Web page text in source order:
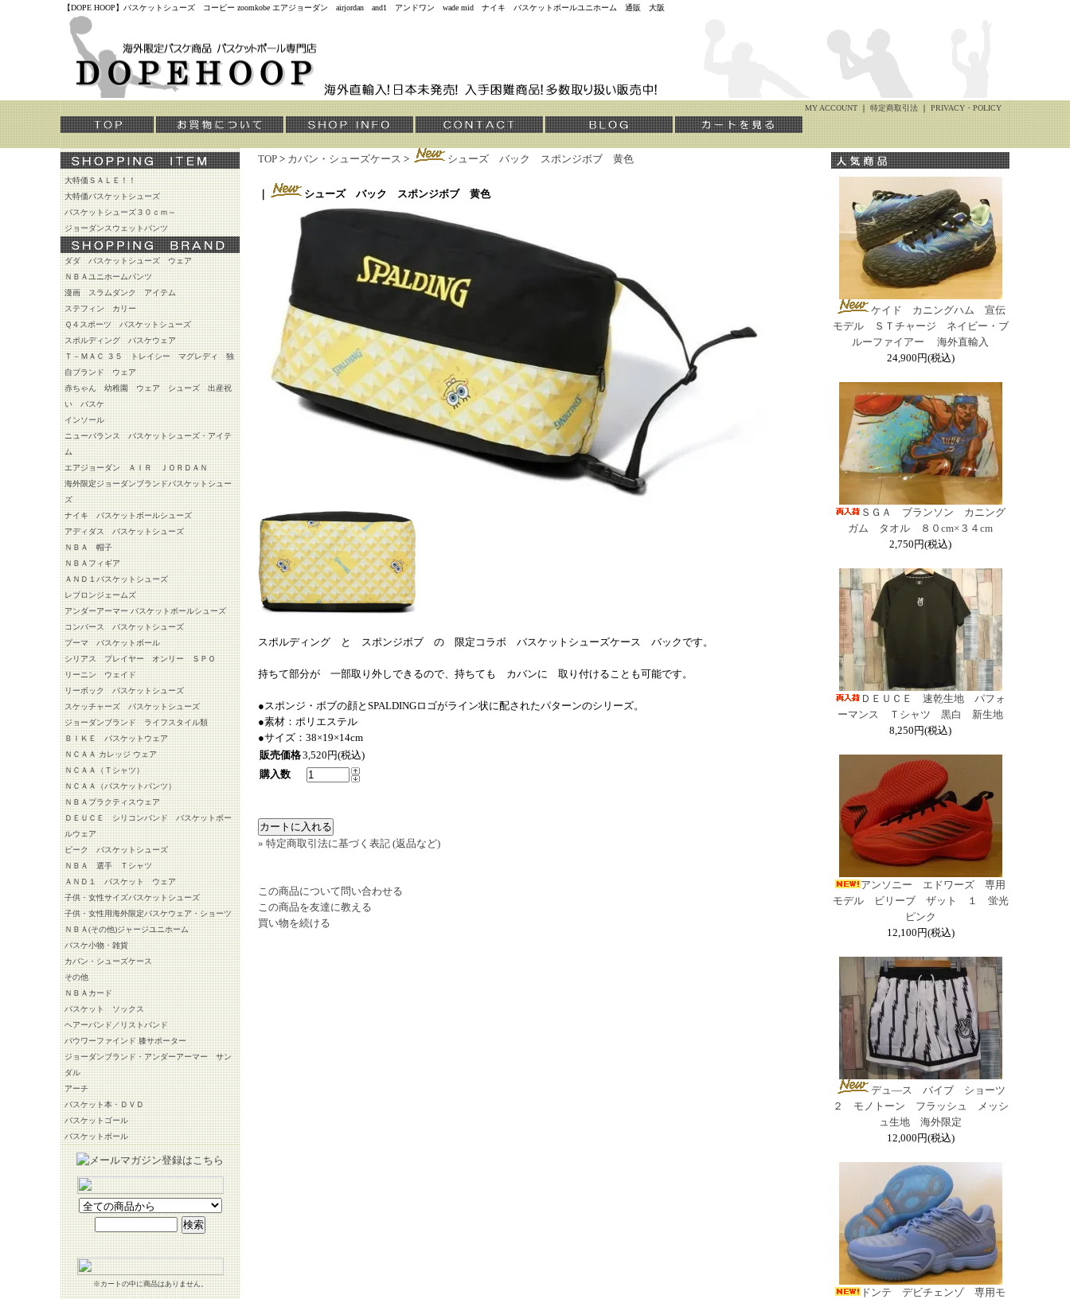
【DOPE HOOP】バスケットシューズ コービー zoomkobe エアジョーダン airjordan and1 アンドワン wade mid ナイキ バスケットボールユニホーム 通販 大阪
MY ACCOUNT｜特定商取引法｜PRIVACY・POLICY
大特価ＳＡＬＥ！！
大特価バスケットシューズ
バスケットシューズ３０ｃｍ～
ジョーダンスウェットパンツ
ダダ バスケットシューズ ウェア
ＮＢＡユニホームパンツ
漫画 スラムダンク アイテム
ステフィン カリー
Ｑ４スポーツ バスケットシューズ
スポルディング バスケウェア
Ｔ－ＭＡＣ ３５ トレイシー マグレディ 独
自ブランド ウェア
赤ちゃん 幼稚園 ウェア シューズ 出産祝
い バスケ
インソール
ニューバランス バスケットシューズ・アイテ
ム
エアジョーダン ＡＩＲ ＪＯＲＤＡＮ
海外限定ジョーダンブランドバスケットシュー
ズ
ナイキ バスケットボールシューズ
アディダス バスケットシューズ
ＮＢＡ 帽子
ＮＢＡフィギア
ＡＮＤ１バスケットシューズ
レブロンジェームズ
アンダーアーマー バスケットボールシューズ
コンバース バスケットシューズ
プーマ バスケットボール
シリアス プレイヤー オンリー ＳＰＯ
リーニン ウェイド
リーボック バスケットシューズ
スケッチャーズ バスケットシューズ
ジョーダンブランド ライフスタイル類
ＢＩＫＥ バスケットウェア
ＮＣＡＡ カレッジ ウェア
ＮＣＡＡ（Ｔシャツ）
ＮＣＡＡ（バスケットパンツ）
ＮＢＡプラクティスウェア
ＤＥＵＣＥ シリコンバンド バスケットボー
ルウェア
ピーク バスケットシューズ
ＮＢＡ 選手 Ｔシャツ
ＡＮＤ１ バスケット ウェア
子供・女性サイズバスケットシューズ
子供・女性用海外限定バスケウェア・ショーツ
ＮＢＡ(その他)ジャージユニホーム
バスケ小物・雑貨
カバン・シューズケース
その他
ＮＢＡカード
バスケット ソックス
ヘアーバンド／リストバンド
バウワーファインド 膝サポーター
ジョーダンブランド・アンダーアーマー サン
ダル
アーチ
バスケット本・ＤＶＤ
バスケットゴール
バスケットボール
※カートの中に商品はありません。
ケイド カニングハム 宣伝
モデル ＳＴチャージ ネイビー・ブ
ルーファイアー 海外直輸入
24,900円(税込)
ＳＧＡ ブランソン カニング
ガム タオル ８０cm×３４cm
2,750円(税込)
ＤＥＵＣＥ 速乾生地 パフォ
ーマンス Ｔシャツ 黒白 新生地
8,250円(税込)
アンソニー エドワーズ 専用
モデル ビリーブ ザット １ 蛍光
ピンク
12,100円(税込)
デュ―ス バイブ ショーツ
２ モノトーン フラッシュ メッシ
ュ生地 海外限定
12,000円(税込)
ドンテ デビチェンゾ 専用モ
TOP > カバン・シューズケース > シューズ バック スポンジボブ 黄色
シューズ バック スポンジボブ 黄色
スポルディング と スポンジボブ の 限定コラボ バスケットシューズケース バックです。
持ちて部分が 一部取り外しできるので、持ちても カバンに 取り付けることも可能です。
●スポンジ・ボブの顔とSPALDINGロゴがライン状に配されたパターンのシリーズ。
●素材：ポリエステル
●サイズ：38×19×14cm
販売価格3,520円(税込)
購入数
» 特定商取引法に基づく表記 (返品など)
この商品について問い合わせる
この商品を友達に教える
買い物を続ける